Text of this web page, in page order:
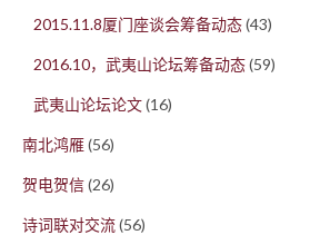
2015.11.8厦门座谈会筹备动态(43)
2016.10，武夷山论坛筹备动态(59)
武夷山论坛论文(16)
南北鸿雁(56)
贺电贺信(26)
诗词联对交流(56)